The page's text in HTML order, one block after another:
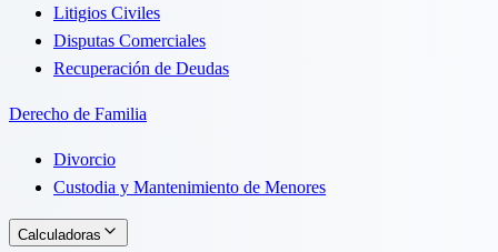
Litigios Civiles
Disputas Comerciales
Recuperación de Deudas
Derecho de Familia
Divorcio
Custodia y Mantenimiento de Menores
Calculadoras